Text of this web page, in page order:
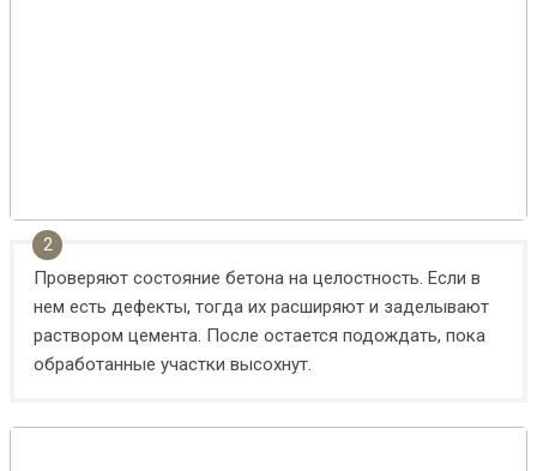
Проверяют состояние бетона на целостность. Если в
нем есть дефекты, тогда их расширяют и заделывают
раствором цемента. После остается подождать, пока
обработанные участки высохнут.